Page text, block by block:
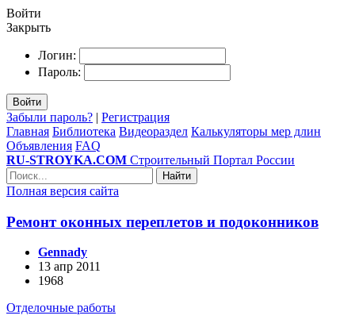
Войти
Закрыть
Логин:
Пароль:
Войти
Забыли пароль? | Регистрация
Главная Библиотека Видеораздел Калькуляторы мер длин
Объявления FAQ
RU-STROYKA.COM Строительный Портал России
Найти
Полная версия сайта
Ремонт оконных переплетов и подоконников
Gennady
13 апр 2011
1968
Отделочные работы